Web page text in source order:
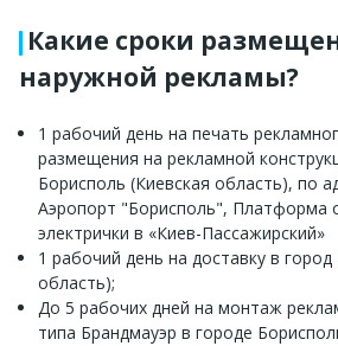
Какие сроки
наружной рекламы?
1 рабочий день на печать
размещения на рекламной
Борисполь (Киевская область), по
Аэропорт "Борисполь", Платформа
электрички в «Киев-Пассажирский»
1 рабочий день на доставку в
область);
До 5 рабочих дней на монтаж
типа Брандмауэр в городе